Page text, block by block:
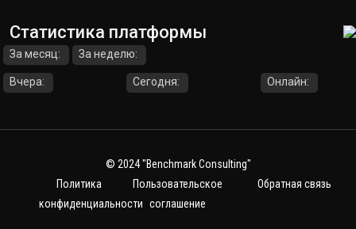
Статистика платформы
За месяц: За неделю:
Вчера: Сегодня: Онлайн:
© 2024"Benchmark Consulting"
Политика
конфиденциальности
Пользовательское
соглашение
Обратная связь